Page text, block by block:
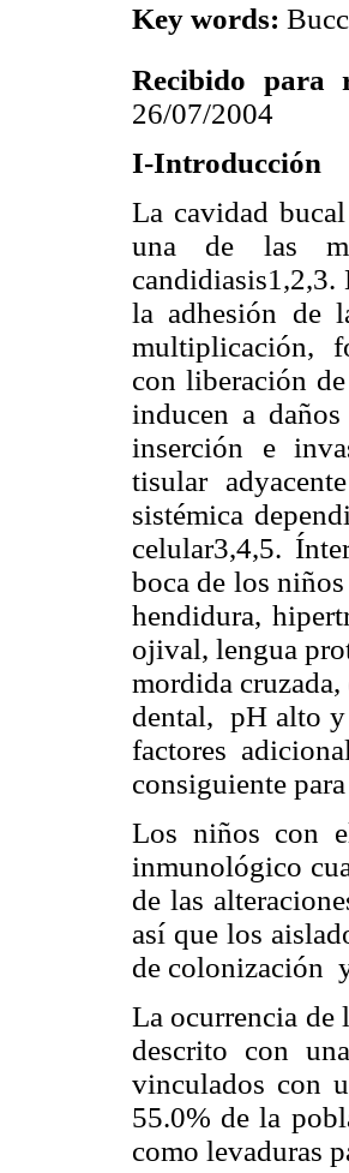
Key words:
Recibido para
26/07/2004
I-Introducción
La cavidad
una de las
candidiasis1,2,3.
la adhesión de
multiplicación,
con liberación
inducen a
inserción e
tisular
sistémica
celular3,4,5.
boca de los
hendidura,
ojival, lengua
mordida
dental, pH alto y
factores
consiguiente
Los niños con
inmunológico
de las
así que los
de colonización
La ocurrencia de
descrito con
vinculados con
55.0% de la
como levaduras